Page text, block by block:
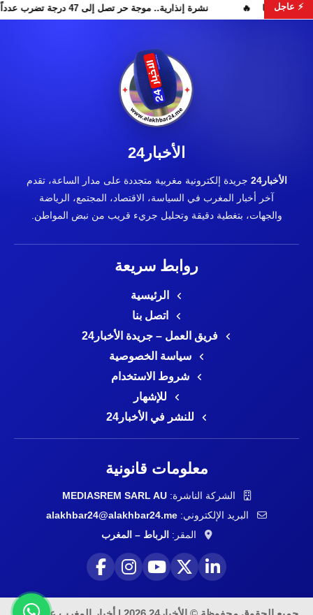
⚡ عاجلالبحث عن هويات الضحايا نشرة إنذارية.. موجة حر تصل إلى 47 درجة تضرب عدداً من أقاليم المغرب
الأخبار24
الأخبار24
جريدة إلكترونية مغربية متجددة على مدار الساعة، تقدم
آخر أخبار المغرب في السياسة، الاقتصاد، المجتمع، الرياضة
والجهات، بتغطية دقيقة وتحليل جريء قريب من نبض المواطن.
روابط سريعة
الرئيسية
اتصل بنا
فريق العمل – جريدة الأخبار24
سياسة الخصوصية
شروط الاستخدام
للإشهار
للنشر في الأخبار24
معلومات قانونية
الشركة الناشرة:MEDIASREM SARL AU
البريد الإلكتروني: alakhbar24@alakhbar24.me
المقر:الرباط – المغرب